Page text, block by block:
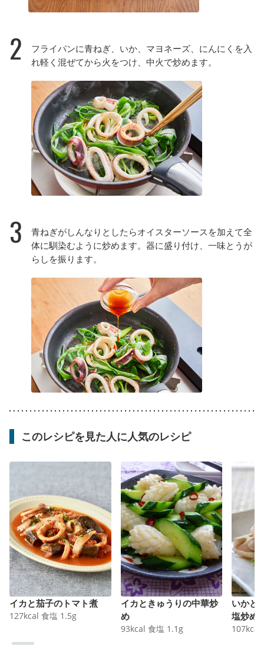
2
フライパンに青ねぎ、いか、マヨネーズ、にんにくを入
れ軽く混ぜてから火をつけ、中火で炒めます。
3
青ねぎがしんなりとしたらオイスターソースを加えて全
体に馴染むように炒めます。器に盛り付け、一味とうが
らしを振ります。
このレシピを見た人に人気のレシピ
イカと茄子のトマト煮
127kcal 食塩 1.5g
イカときゅうりの中華炒
め
93kcal 食塩 1.1 g
いかと
塩炒め
107kcal